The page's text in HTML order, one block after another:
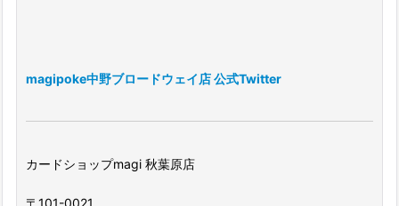
magipoke中野ブロードウェイ店 公式Twitter
カードショップmagi 秋葉原店